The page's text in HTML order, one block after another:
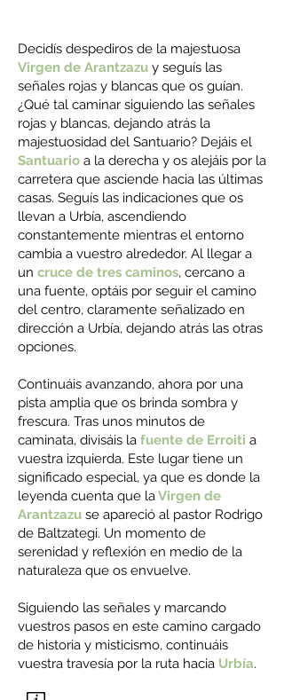
Decidís despediros de la majestuosa
Virgen de Arantzazu y seguís las
señales rojas y blancas que os guían.
¿Qué tal caminar siguiendo las señales
rojas y blancas, dejando atrás la
majestuosidad del Santuario? Dejáis el
Santuario a la derecha y os alejáis por la
carretera que asciende hacia las últimas
casas. Seguís las indicaciones que os
llevan a Urbía, ascendiendo
constantemente mientras el entorno
cambia a vuestro alrededor. Al llegar a
un cruce de tres caminos, cercano a
una fuente, optáis por seguir el camino
del centro, claramente señalizado en
dirección a Urbía, dejando atrás las otras
opciones.
Continuáis avanzando, ahora por una
pista amplia que os brinda sombra y
frescura. Tras unos minutos de
caminata, divisáis la fuente de Erroiti a
vuestra izquierda. Este lugar tiene un
significado especial, ya que es donde la
leyenda cuenta que laVirgen de
Arantzazu se apareció al pastor Rodrigo
de Baltzategi. Un momento de
serenidad y reflexión en medio de la
naturaleza que os envuelve.
Siguiendo las señales y marcando
vuestros pasos en este camino cargado
de historia y misticismo, continuáis
vuestra travesía por la ruta hacia Urbía.